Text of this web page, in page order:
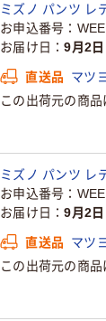
ミズノ パンツ レ
お申込番号
お届け日
9月2日
直送品
マツ
この出荷元の商品
ミズノ パンツ レ
お申込番号
お届け日
9月2日
直送品
マツ
この出荷元の商品